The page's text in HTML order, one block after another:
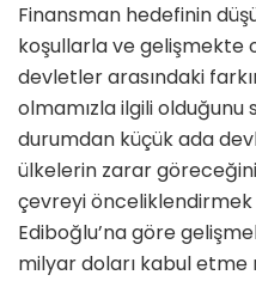
Finansman hedefinin
koşullarla ve gelişmekte
devletler arasındaki
olmamızla ilgili olduğunu
durumdan küçük ada
ülkelerin zarar göreceğini
çevreyi önceliklendirmek
Ediboğlu’na göre
milyar doları kabul etme